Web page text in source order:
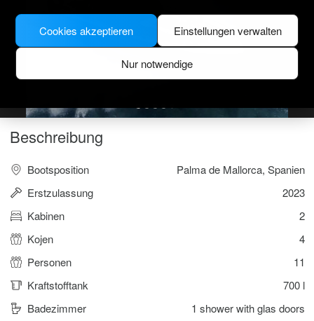
Beschreibung
Bootsposition
Palma de Mallorca, Spanien
Erstzulassung
2023
Kabinen
2
Kojen
4
Personen
11
Kraftstofftank
700 l
Badezimmer
1 shower with glas doors
Einstellungen verwalten
Nur notwendige
Cookies akzeptieren